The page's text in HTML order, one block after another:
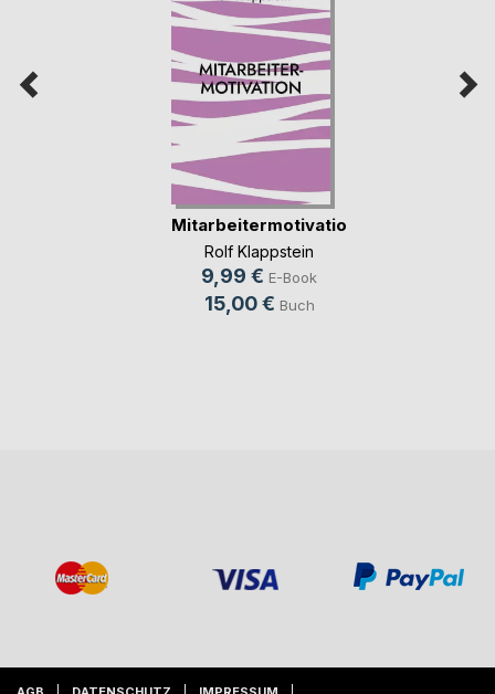
Mitarbeitermotivation
Rolf Klappstein
9,99 € E-Book
15,00 € Buch